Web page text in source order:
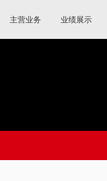
主营业务 业绩展示